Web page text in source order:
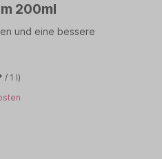
200ml
und eine bessere
/ 1 l)